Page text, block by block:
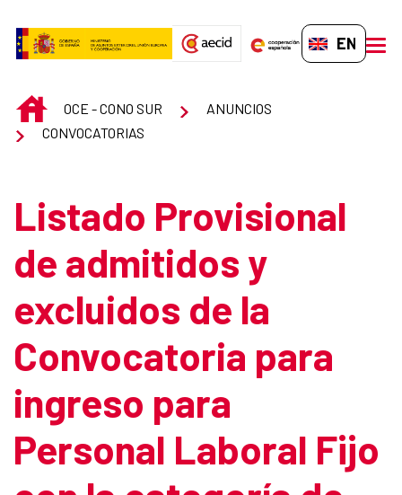
EN-GB
INICIOOCE - CONO SUR
ANUNCIOS
CONVOCATORIAS
Listado Provisional
de admitidos y
excluidos de la
Convocatoria para
ingreso para
Personal Laboral Fijo